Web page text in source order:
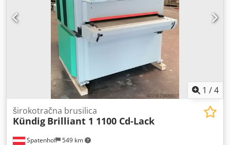
1 /4
Spatenhof 549 km
širokotračna brusilica
Kündig Brilliant 1 1100 Cd-Lack